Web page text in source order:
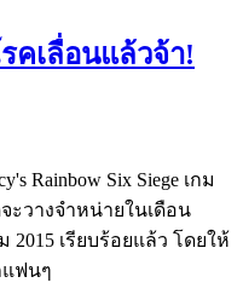
คเลื่อนแล้วจ้า!
Rainbow Six Siege เกม
วางจำหน่ายในเดือน
เรียบร้อยแล้ว โดยให้
แฟนๆ